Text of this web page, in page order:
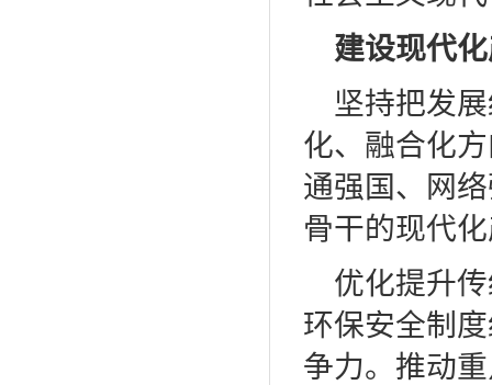
建设现代
坚持把发
化、融合化
通强国、网
骨干的现代
优化提升
环保安全制
争力。推动